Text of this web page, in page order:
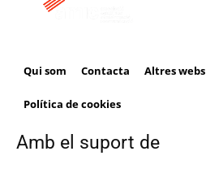
Qui som Contacta Altres webs
Política de cookies
Amb el suport de